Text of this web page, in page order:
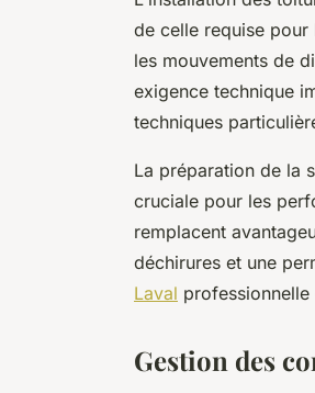
de celle requise
les mouvements de
exigence technique
techniques
La préparation de la
cruciale pour les
remplacent
déchirures et une
Laval
Gestion des